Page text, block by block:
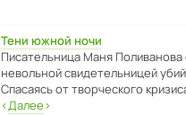
Тени южной ночи
Писа­тель­ница Маня Поли­ва­нова
невольной свиде­тель­ницей
Спасаясь от твор­че­с­кого
‹Далее›